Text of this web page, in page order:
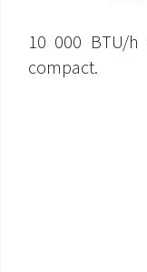
10 000 BTU/h
compact.